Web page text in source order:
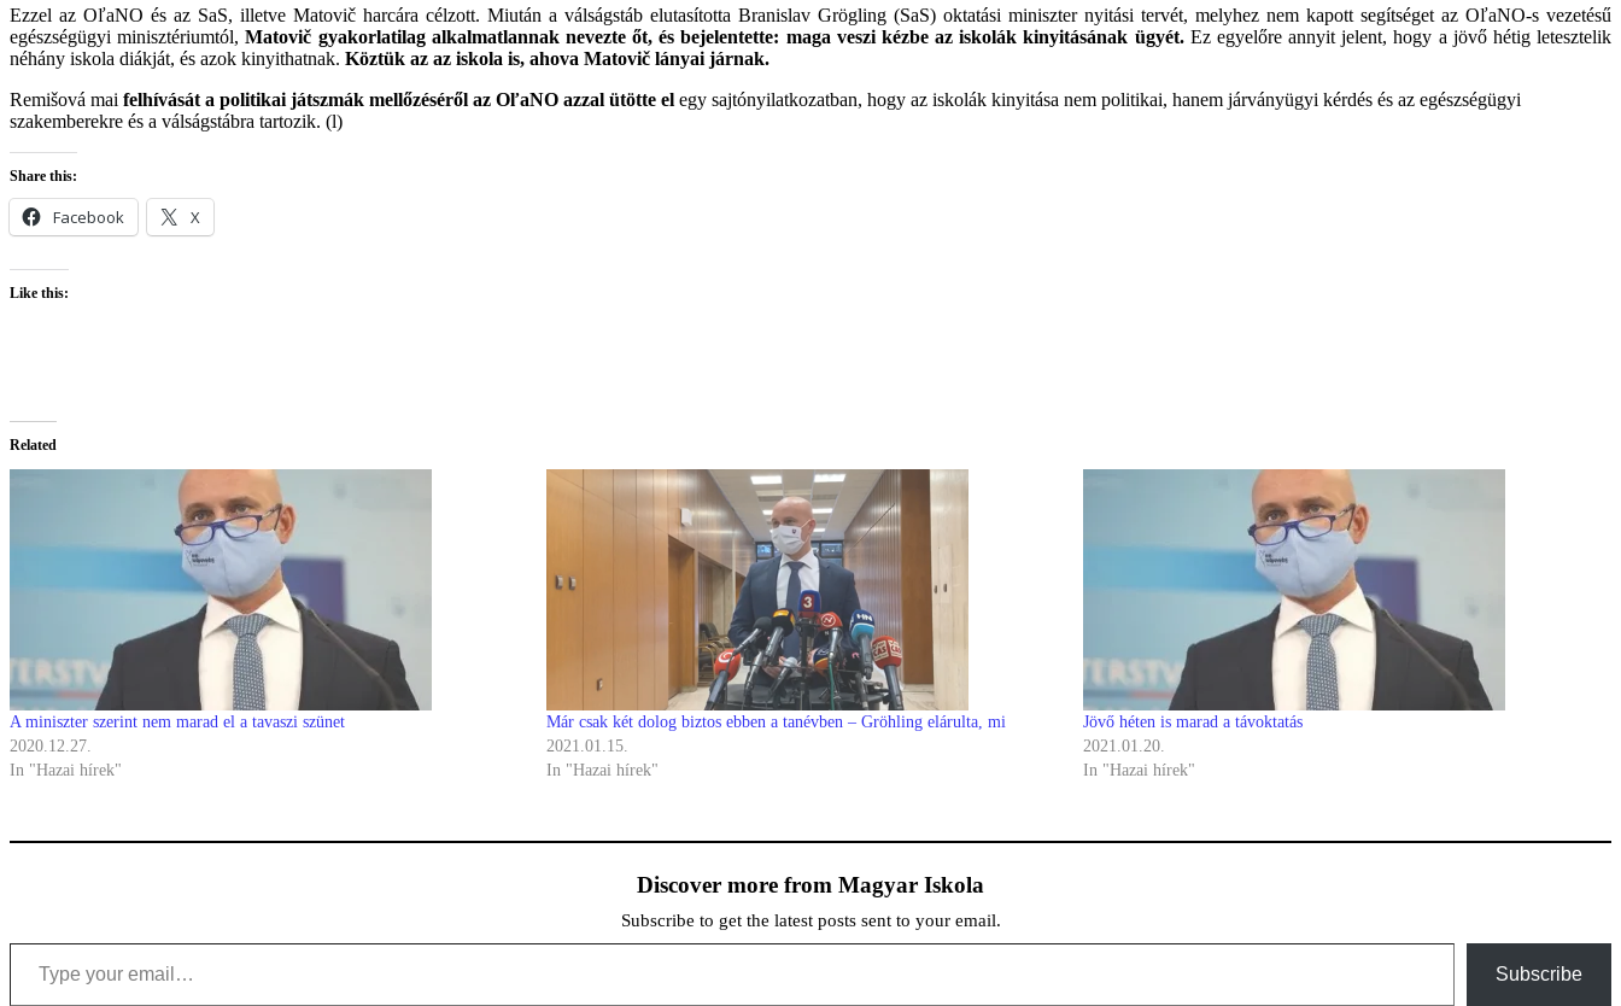
Ezzel az OľaNO és az SaS, illetve Matovič harcára célzott. Miután a válságstáb elutasította Branislav Grögling (SaS) oktatási miniszter nyitási tervét, melyhez nem kapott segítséget az OľaNO-s vezetésű
egészségügyi minisztériumtól,Matovič gyakorlatilag alkalmatlannak nevezte őt, és bejelentette: maga veszi kézbe az iskolák kinyitásának ügyét.Ez egyelőre annyit jelent, hogy a jövő hétig letesztelik
néhány iskola diákját, és azok kinyithatnak. Köztük az az iskola is, ahova Matovič lányai járnak.
Remišová mai felhívását a politikai játszmák mellőzéséről az OľaNO azzal ütötte el egy sajtónyilatkozatban, hogy az iskolák kinyitása nem politikai, hanem járványügyi kérdés és az egészségügyi
szakemberekre és a válságstábra tartozik. (l)
Share this:
Facebook X
Like this:
Related
A miniszter szerint nem marad el a tavaszi szünet
2020.12.27.
In "Hazai hírek"
Már csak két dolog biztos ebben a tanévben – Gröhling elárulta, mi
2021.01.15.
In "Hazai hírek"
Jövő héten is marad a távoktatás
2021.01.20.
In "Hazai hírek"
Discover more from Magyar Iskola
Subscribe to get the latest posts sent to your email.
Type your email…
Subscribe